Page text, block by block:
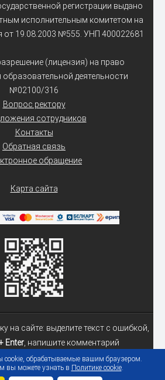
регистрации выдано
исполнительным комитетом на
от 19.08.2003 №555. УНП 400022681
(лицензия) на право
деятельности
№02100/316
Вопрос ректору
сотрудников
Контакты
Обратная связь
обращение
Карта сайта
на сайте: выделите текст с ошибкой,
Enter, напишите комментарий
«Гомельский государственный
cookie, обрабатываемые вашим браузером.
вы можете узнать в Политике cookie.